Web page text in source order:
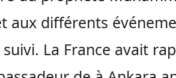
aux différents
suivi. La France avait